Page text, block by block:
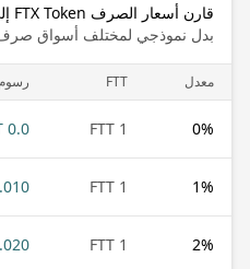
قارن أسعار الصرف FTX Token إلى فلورن أروبي
بدل نموذجي لمختلف أسواق صرف
معدل FTT
0%
1 FTT
0.0 FTT
1%
1 FTT
FTT
2%
1 FTT
FTT